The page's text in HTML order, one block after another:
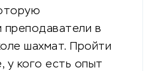
преподаватели в
шахмат. Пройти
у кого есть опыт